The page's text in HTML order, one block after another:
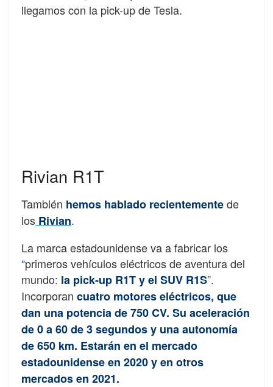
llegamos con la pick-up de Tesla.
Rivian R1T
También hemos hablado recientementede
los Rivian.
La marca estadounidense va a fabricar los
“primeros vehículos eléctricos de aventura del
mundo: la pick-up R1T y el SUV R1S”.
Incorporan cuatro motores eléctricos, que
dan una potencia de 750 CV. Su aceleración
de 0 a 60 de 3 segundos y una autonomía
de 650 km. Estarán en el mercado
estadounidense en 2020 y en otros
mercados en 2021.